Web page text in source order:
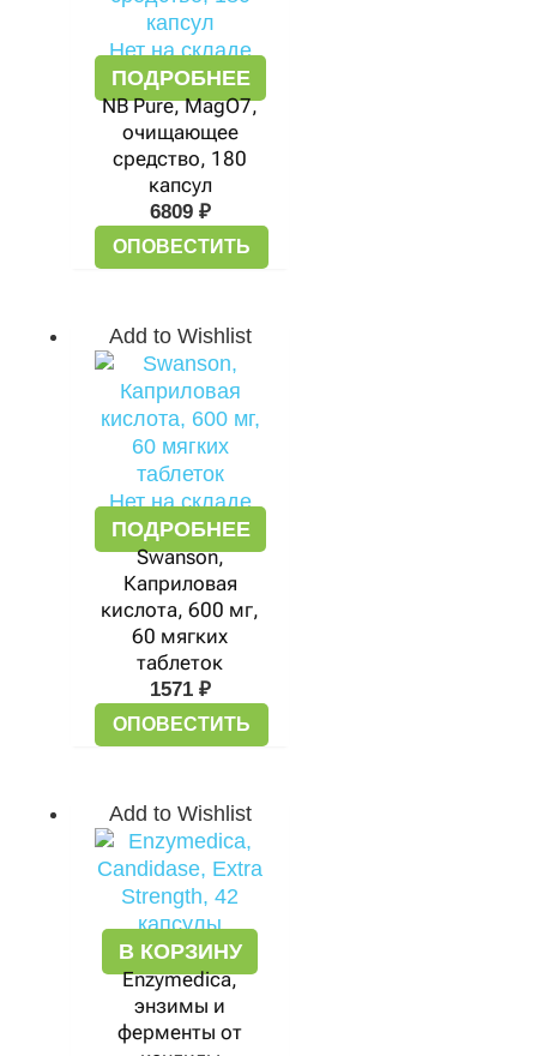
Нет на складе
ПОДРОБНЕЕ
NB Pure, MagO7,
очищающее
средство, 180
капсул
6809 ₽
ОПОВЕСТИТЬ
Add to Wishlist
Нет на складе
ПОДРОБНЕЕ
Swanson,
Каприловая
кислота, 600 мг,
60 мягких
таблеток
1571 ₽
ОПОВЕСТИТЬ
Add to Wishlist
В КОРЗИНУ
Enzymedica,
энзимы и
ферменты от